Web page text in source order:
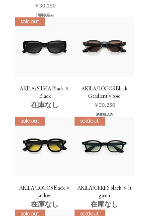
価格
￥30,250
消費税込み
soldout
AKILA/SILVIA Black ×
Black
在庫なし
AKILA/LOGOS Black
Gradient×rose
価格
￥30,250
消費税込み
soldout
AKILA/LOGOS black ×
yellow
在庫なし
soldout
AKILA/CERES black × lt
green
在庫なし
soldout soldout